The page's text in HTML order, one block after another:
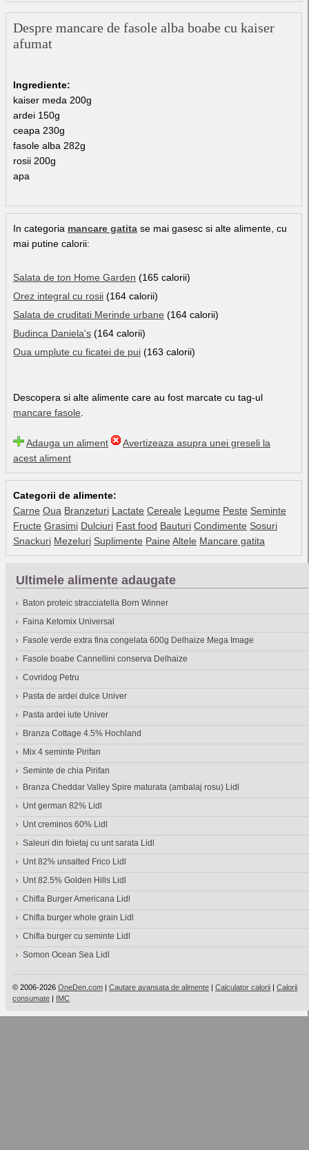
Despre mancare de fasole alba boabe cu kaiser
afumat
Ingrediente:
kaiser meda 200g
ardei 150g
ceapa 230g
fasole alba 282g
rosii 200g
apa
In categoria mancare gatita se mai gasesc si alte alimente, cu
mai putine calorii:
Salata de ton Home Garden (165 calorii)
Orez integral cu rosii (164 calorii)
Salata de cruditati Merinde urbane (164 calorii)
Budinca Daniela's (164 calorii)
Oua umplute cu ficatei de pui (163 calorii)
Descopera si alte alimente care au fost marcate cu tag-ul
mancare fasole
Adauga un aliment
Avertizeaza asupra unei greseli la
acest aliment
Categorii de alimente:
Carne Oua Branzeturi Lactate Cereale Legume Peste Seminte
Fructe Grasimi Dulciuri Fast food Bauturi Condimente Sosuri
Snackuri Mezeluri Suplimente Paine Altele Mancare gatita
Ultimele alimente adaugate
Baton proteic stracciatella Born Winner
Faina Ketomix Universal
Fasole verde extra fina congelata 600g Delhaize Mega Image
Fasole boabe Cannellini conserva Delhaize
Covridog Petru
Pasta de ardei dulce Univer
Pasta ardei iute Univer
Branza Cottage 4.5% Hochland
Mix 4 seminte Pirifan
Seminte de chia Pirifan
Branza Cheddar Valley Spire maturata (ambalaj rosu) Lidl
Unt german 82% Lidl
Unt creminos 60% Lidl
Saleuri din foietaj cu unt sarata Lidl
Unt 82% unsalted Frico Lidl
Unt 82.5% Golden Hills Lidl
Chifla Burger Americana Lidl
Chifla burger whole grain Lidl
Chifla burger cu seminte Lidl
Somon Ocean Sea Lidl
© 2006-2026 OneDen.com | Cautare avansata de alimente | Calculator calorii | Calorii
consumate | IMC